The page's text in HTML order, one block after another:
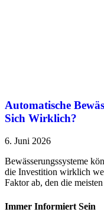
Automatische
Sich Wirklich?
6. Juni 2026
Bewässerungssysteme
die Investition wirklich
Faktor ab, den die
Immer Informiert Sein